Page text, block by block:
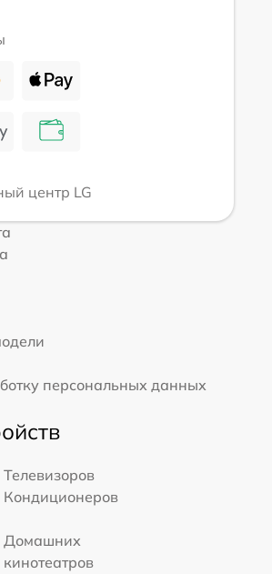
центр LG
персональных данных
Телевизоров
Кондиционеров
Домашних
кинотеатров